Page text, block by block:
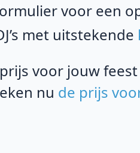
voor een
met uitstekende
voor jouw
nu de prijs